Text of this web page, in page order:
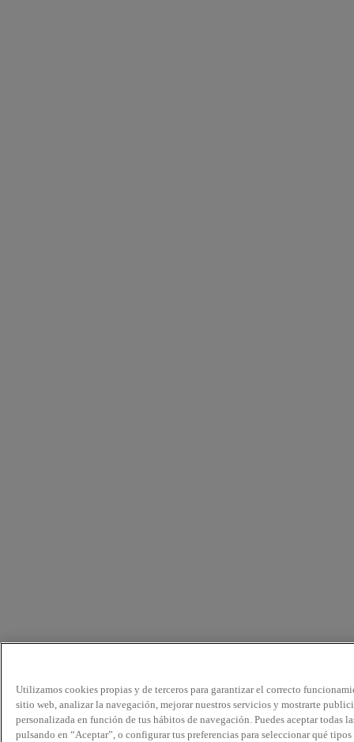
Utilizamos cookies propias y de terceros para garantizar el correcto
sitio web, analizar la navegación, mejorar nuestros servicios y mostrarte
personalizada en función de tus hábitos de navegación. Puedes aceptar todas
pulsando en “Aceptar”, o configurar tus preferencias para seleccionar qué tipos